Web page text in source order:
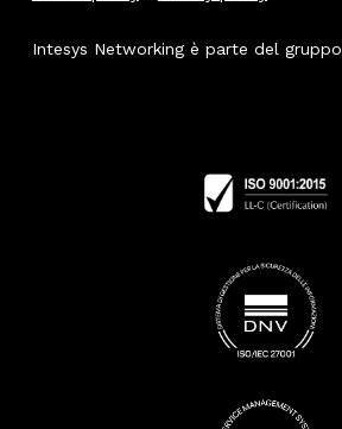
Intesys Networking è parte del gruppo